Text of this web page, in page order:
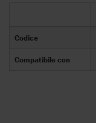
Codice
Compatibile con